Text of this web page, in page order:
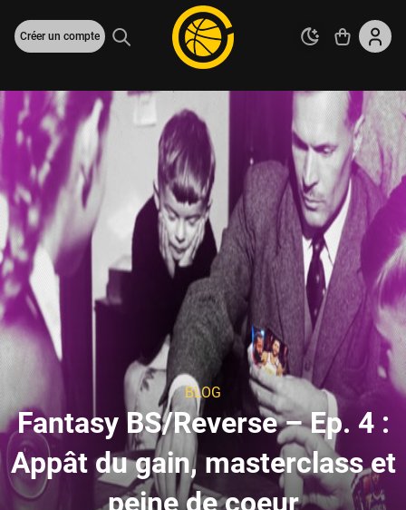
Créer un compte
BLOG
Fantasy BS/Reverse – Ep. 4 :
Appât du gain, masterclass et
peine de coeur